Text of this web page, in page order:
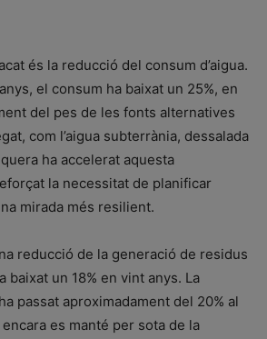
és la reducció del consum d’aigua.
el consum ha baixat un 25%, en
del pes de les fonts alternatives
com l’aigua subterrània, dessalada
ha accelerat aquesta
la necessitat de planificar
mirada més resilient.
reducció de la generació de residus
baixat un 18% en vint anys. La
passat aproximadament del 20% al
es manté per sota de la